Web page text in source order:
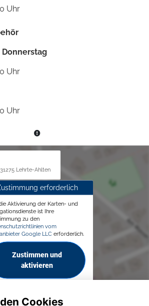
Uhr
Uhr
Uhr
Lehrte-Ahlten
erforderlich
Aktivierung der Karten- und
ist Ihre
zu den
vom
Google LLC erforderlich.
Zustimmen und
aktivieren
Cookies